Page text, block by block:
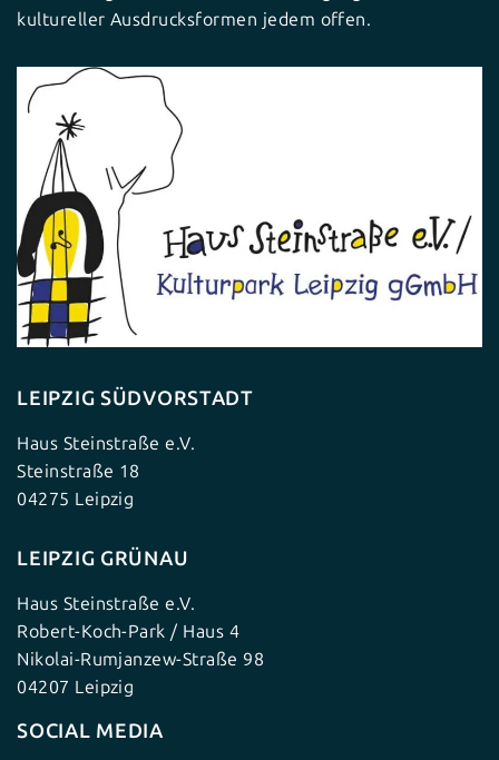
kultureller Ausdrucksformen jedem offen.
LEIPZIG SÜDVORSTADT
Haus Steinstraße e.V.
Steinstraße 18
04275 Leipzig
LEIPZIG GRÜNAU
Haus Steinstraße e.V.
Robert-Koch-Park / Haus 4
Nikolai-Rumjanzew-Straße 98
04207 Leipzig
SOCIAL MEDIA